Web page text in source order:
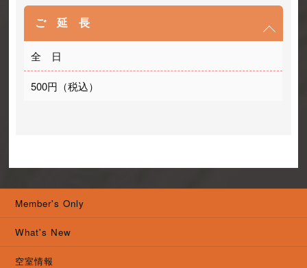
ご 延 長
全　日
500円（税込）
Member's Only
What's New
空室情報